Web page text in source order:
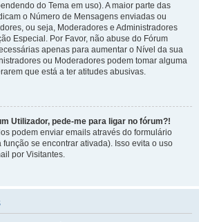
do Tema em uso). A maior parte das
o Número de Mensagens enviadas ou
ou seja, Moderadores e Administradores
Especial. Por Favor, não abuse do Fórum
apenas para aumentar o Nível da sua
ou Moderadores podem tomar alguma
que está a ter atitudes abusivas.
Utilizador, pede-me para ligar no fórum?!
podem enviar emails através do formulário
se encontrar ativada). Isso evita o uso
por Visitantes.